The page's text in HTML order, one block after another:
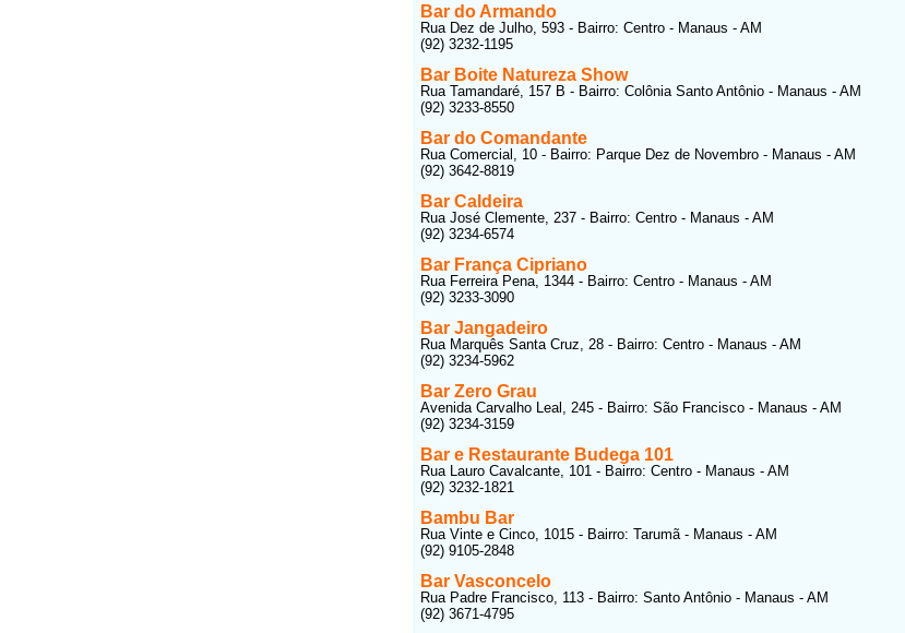
Bar do Armando
Rua Dez de Julho, 593 - Bairro: Centro - Manaus - AM
(92) 3232-1195
Bar Boite Natureza Show
Rua Tamandaré, 157 B - Bairro: Colônia Santo Antônio - Manaus - AM
(92) 3233-8550
Bar do Comandante
Rua Comercial, 10 - Bairro: Parque Dez de Novembro - Manaus - AM
(92) 3642-8819
Bar Caldeira
Rua José Clemente, 237 - Bairro: Centro - Manaus - AM
(92) 3234-6574
Bar França Cipriano
Rua Ferreira Pena, 1344 - Bairro: Centro - Manaus - AM
(92) 3233-3090
Bar Jangadeiro
Rua Marquês Santa Cruz, 28 - Bairro: Centro - Manaus - AM
(92) 3234-5962
Bar Zero Grau
Avenida Carvalho Leal, 245 - Bairro: São Francisco - Manaus - AM
(92) 3234-3159
Bar e Restaurante Budega 101
Rua Lauro Cavalcante, 101 - Bairro: Centro - Manaus - AM
(92) 3232-1821
Bambu Bar
Rua Vinte e Cinco, 1015 - Bairro: Tarumã - Manaus - AM
(92) 9105-2848
Bar Vasconcelo
Rua Padre Francisco, 113 - Bairro: Santo Antônio - Manaus - AM
(92) 3671-4795